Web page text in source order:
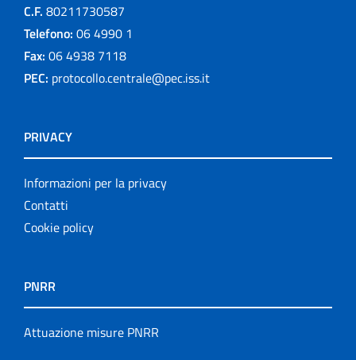
C.F. 80211730587
Telefono: 06 4990 1
Fax: 06 4938 7118
PEC: protocollo.centrale@pec.iss.it
PRIVACY
Informazioni per la privacy
Contatti
Cookie policy
PNRR
Attuazione misure PNRR